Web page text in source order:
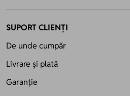
SUPORT CLIENȚI
De unde cumpăr
Livrare și plată
Garanție